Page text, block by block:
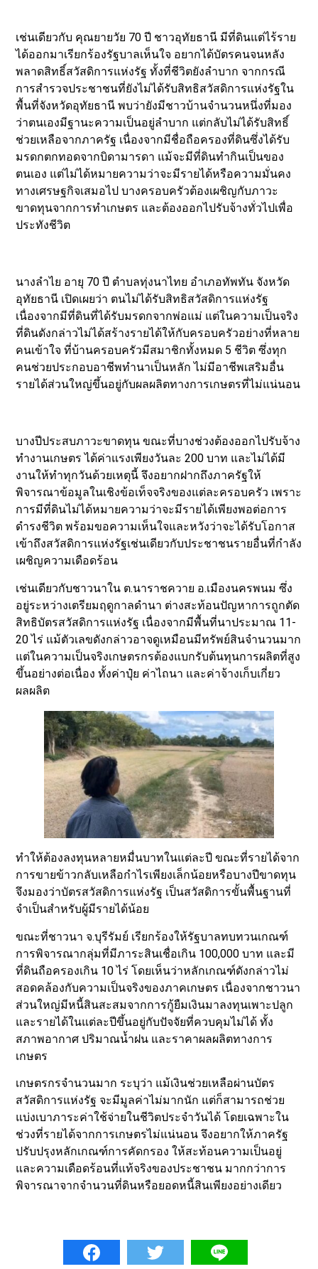
เช่นเดียวกับ คุณยายวัย 70 ปี ชาวอุทัยธานี มีที่ดินแต่ไร้ราย
ได้ออกมาเรียกร้องรัฐบาลเห็นใจ อยากได้บัตรคนจนหลัง
พลาดสิทธิ์สวัสดิการแห่งรัฐ ทั้งที่ชีวิตยังลำบาก จากกรณี
การสำรวจประชาชนที่ยังไม่ได้รับสิทธิสวัสดิการแห่งรัฐใน
พื้นที่จังหวัดอุทัยธานี พบว่ายังมีชาวบ้านจำนวนหนึ่งที่มอง
ว่าตนเองมีฐานะความเป็นอยู่ลำบาก แต่กลับไม่ได้รับสิทธิ์
ช่วยเหลือจากภาครัฐ เนื่องจากมีชื่อถือครองที่ดินซึ่งได้รับ
มรดกตกทอดจากบิดามารดา แม้จะมีที่ดินทำกินเป็นของ
ตนเอง แต่ไม่ได้หมายความว่าจะมีรายได้หรือความมั่นคง
ทางเศรษฐกิจเสมอไป บางครอบครัวต้องเผชิญกับภาวะ
ขาดทุนจากการทำเกษตร และต้องออกไปรับจ้างทั่วไปเพื่อ
ประทังชีวิต
นางลำไย อายุ 70 ปี ตำบลทุ่งนาไทย อำเภอทัพทัน จังหวัด
อุทัยธานี เปิดเผยว่า ตนไม่ได้รับสิทธิสวัสดิการแห่งรัฐ
เนื่องจากมีที่ดินที่ได้รับมรดกจากพ่อแม่ แต่ในความเป็นจริง
ที่ดินดังกล่าวไม่ได้สร้างรายได้ให้กับครอบครัวอย่างที่หลาย
คนเข้าใจ ที่บ้านครอบครัวมีสมาชิกทั้งหมด 5 ชีวิต ซึ่งทุก
คนช่วยประกอบอาชีพทำนาเป็นหลัก ไม่มีอาชีพเสริมอื่น
รายได้ส่วนใหญ่ขึ้นอยู่กับผลผลิตทางการเกษตรที่ไม่แน่นอน
บางปีประสบภาวะขาดทุน ขณะที่บางช่วงต้องออกไปรับจ้าง
ทำงานเกษตร ได้ค่าแรงเพียงวันละ 200 บาท และไม่ได้มี
งานให้ทำทุกวันด้วยเหตุนี้ จึงอยากฝากถึงภาครัฐให้
พิจารณาข้อมูลในเชิงข้อเท็จจริงของแต่ละครอบครัว เพราะ
การมีที่ดินไม่ได้หมายความว่าจะมีรายได้เพียงพอต่อการ
ดำรงชีวิต พร้อมขอความเห็นใจและหวังว่าจะได้รับโอกาส
เข้าถึงสวัสดิการแห่งรัฐเช่นเดียวกับประชาชนรายอื่นที่กำลัง
เผชิญความเดือดร้อน
เช่นเดียวกับชาวนาใน ต.นาราชควาย อ.เมืองนครพนม ซึ่ง
อยู่ระหว่างเตรียมฤดูกาลดำนา ต่างสะท้อนปัญหาการถูกตัด
สิทธิบัตรสวัสดิการแห่งรัฐ เนื่องจากมีพื้นที่นาประมาณ 11-
20 ไร่ แม้ตัวเลขดังกล่าวอาจดูเหมือนมีทรัพย์สินจำนวนมาก
แต่ในความเป็นจริงเกษตรกรต้องแบกรับต้นทุนการผลิตที่สูง
ขึ้นอย่างต่อเนื่อง ทั้งค่าปุ๋ย ค่าไถนา และค่าจ้างเก็บเกี่ยว
ผลผลิต
ทำให้ต้องลงทุนหลายหมื่นบาทในแต่ละปี ขณะที่รายได้จาก
การขายข้าวกลับเหลือกำไรเพียงเล็กน้อยหรือบางปีขาดทุน
จึงมองว่าบัตรสวัสดิการแห่งรัฐ เป็นสวัสดิการขั้นพื้นฐานที่
จำเป็นสำหรับผู้มีรายได้น้อย
ขณะที่ชาวนา จ.บุรีรัมย์ เรียกร้องให้รัฐบาลทบทวนเกณฑ์
การพิจารณากลุ่มที่มีภาระสินเชื่อเกิน 100,000 บาท และมี
ที่ดินถือครองเกิน 10 ไร่ โดยเห็นว่าหลักเกณฑ์ดังกล่าวไม่
สอดคล้องกับความเป็นจริงของภาคเกษตร เนื่องจากชาวนา
ส่วนใหญ่มีหนี้สินสะสมจากการกู้ยืมเงินมาลงทุนเพาะปลูก
และรายได้ในแต่ละปีขึ้นอยู่กับปัจจัยที่ควบคุมไม่ได้ ทั้ง
สภาพอากาศ ปริมาณน้ำฝน และราคาผลผลิตทางการ
เกษตร
เกษตรกรจำนวนมาก ระบุว่า แม้เงินช่วยเหลือผ่านบัตร
สวัสดิการแห่งรัฐ จะมีมูลค่าไม่มากนัก แต่ก็สามารถช่วย
แบ่งเบาภาระค่าใช้จ่ายในชีวิตประจำวันได้ โดยเฉพาะใน
ช่วงที่รายได้จากการเกษตรไม่แน่นอน จึงอยากให้ภาครัฐ
ปรับปรุงหลักเกณฑ์การคัดกรอง ให้สะท้อนความเป็นอยู่
และความเดือดร้อนที่แท้จริงของประชาชน มากกว่าการ
พิจารณาจากจำนวนที่ดินหรือยอดหนี้สินเพียงอย่างเดียว